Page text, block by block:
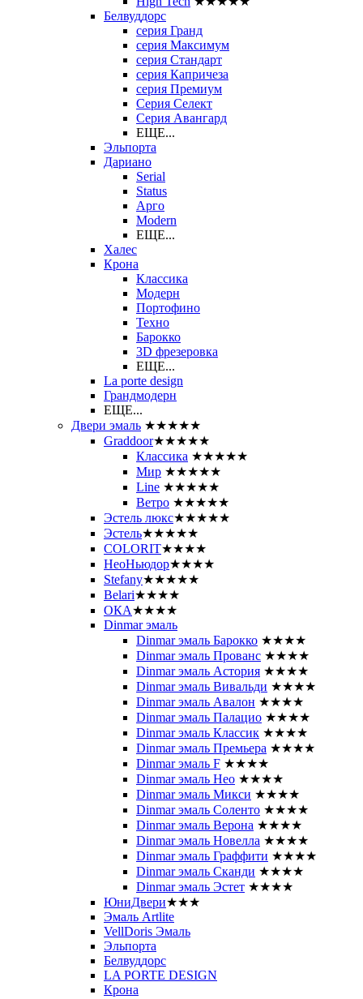
Белвуддорс
серия Гранд
серия Максимум
серия Стандарт
серия Капричеза
серия Премиум
Серия Селект
Серия Авангард
ЕЩЕ...
Эльпорта
Дариано
Serial
Status
Арго
Modern
ЕЩЕ...
Халес
Крона
Классика
Модерн
Портофино
Техно
Барокко
3D фрезеровка
ЕЩЕ...
La porte design
Грандмодерн
ЕЩЕ...
Двери эмаль ★★★★★
Graddoor★★★★★
Классика ★★★★★
Мир ★★★★★
Line ★★★★★
Ветро ★★★★★
Эстель люкс★★★★★
Эстель★★★★★
COLORIT★★★★
НеоНьюдор★★★★
Stefany★★★★★
Belari★★★★
ОКА★★★★
Dinmar эмаль
Dinmar эмаль Барокко ★★★★
Dinmar эмаль Прованс ★★★★
Dinmar эмаль Астория ★★★★
Dinmar эмаль Вивальди ★★★★
Dinmar эмаль Авалон ★★★★
Dinmar эмаль Палацио ★★★★
Dinmar эмаль Классик ★★★★
Dinmar эмаль Премьера ★★★★
Dinmar эмаль F ★★★★
Dinmar эмаль Нео ★★★★
Dinmar эмаль Микси ★★★★
Dinmar эмаль Соленто ★★★★
Dinmar эмаль Верона ★★★★
Dinmar эмаль Новелла ★★★★
Dinmar эмаль Граффити ★★★★
Dinmar эмаль Сканди ★★★★
Dinmar эмаль Эстет ★★★★
ЮниДвери★★★
Эмаль Artlite
VellDoris Эмаль
Эльпорта
Белвуддорс
LA PORTE DESIGN
Крона